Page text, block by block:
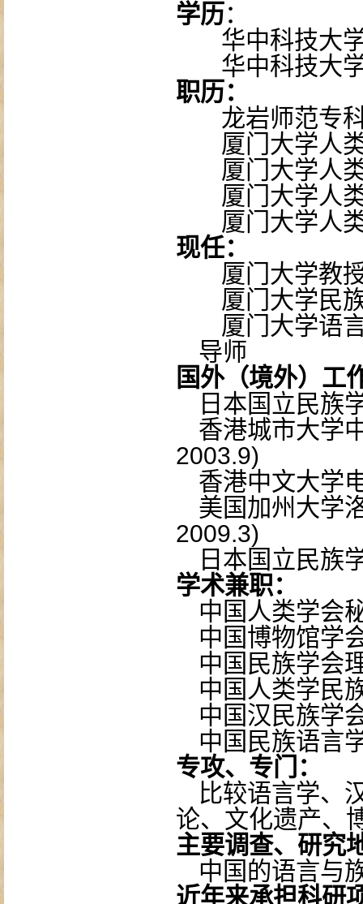
学历：
华中科技大
华中科技大
职历：
龙岩师范专
厦门大学人
厦门大学人
厦门大学人
厦门大学人
现任：
厦门大学教
厦门大学民
厦门大学语
导师
国外（境外）工
日本国立民族
香港城市大学
2003.9)
香港中文大学
美国加州大学
2009.3)
日本国立民族
学术兼职：
中国人类学会
中国博物馆学
中国民族学会
中国人类学民
中国汉民族学
中国民族语言
专攻、专门：
比较语言学、
论、文化遗产、
主要调查、研究
中国的语言与
近年来承担科研